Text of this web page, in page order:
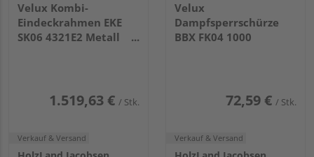
Velux Kombi-
Eindeckrahmen EKE
SK06 4321E2 Metall
1.519,63 € / Stk.
Verkauf & Versand
Velux
Dampfsperrschürze
BBX FK04 1000
72,59 € / Stk.
Verkauf & Versand